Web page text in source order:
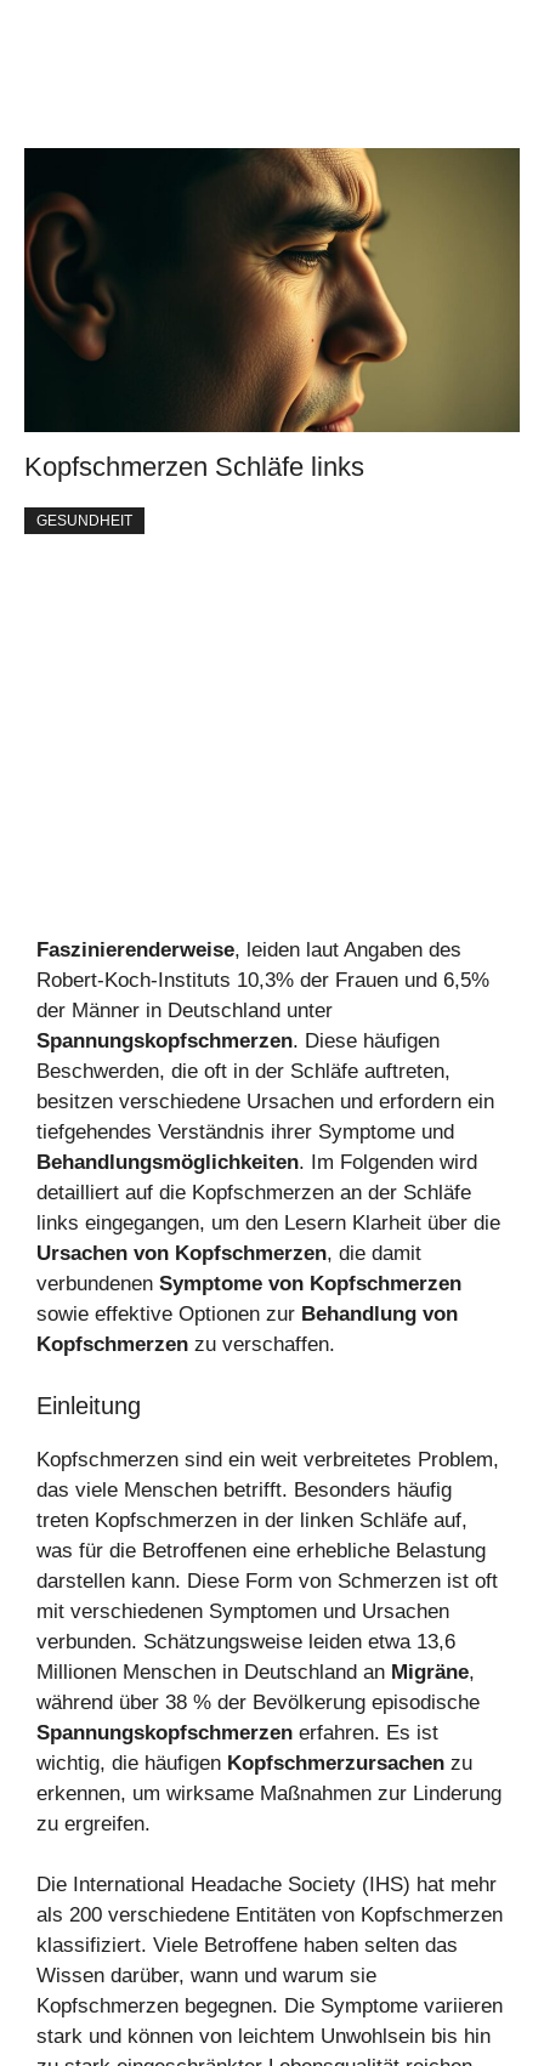
Kopfschmerzen Schläfe links
GESUNDHEIT
Faszinierenderweise, leiden laut Angaben des
Robert-Koch-Instituts 10,3% der Frauen und 6,5%
der Männer in Deutschland unter
Spannungskopfschmerzen. Diese häufigen
Beschwerden, die oft in der Schläfe auftreten,
besitzen verschiedene Ursachen und erfordern ein
tiefgehendes Verständnis ihrer Symptome und
Behandlungsmöglichkeiten. Im Folgenden wird
detailliert auf die Kopfschmerzen an der Schläfe
links eingegangen, um den Lesern Klarheit über die
Ursachen von Kopfschmerzen, die damit
verbundenen Symptome von Kopfschmerzen
sowie effektive Optionen zur Behandlung von
Kopfschmerzen zu verschaffen.
Einleitung
Kopfschmerzen sind ein weit verbreitetes Problem,
das viele Menschen betrifft. Besonders häufig
treten Kopfschmerzen in der linken Schläfe auf,
was für die Betroffenen eine erhebliche Belastung
darstellen kann. Diese Form von Schmerzen ist oft
mit verschiedenen Symptomen und Ursachen
verbunden. Schätzungsweise leiden etwa 13,6
Millionen Menschen in Deutschland an Migräne,
während über 38 % der Bevölkerung episodische
Spannungskopfschmerzen erfahren. Es ist
wichtig, die häufigen Kopfschmerzursachen zu
erkennen, um wirksame Maßnahmen zur Linderung
zu ergreifen.
Die International Headache Society (IHS) hat mehr
als 200 verschiedene Entitäten von Kopfschmerzen
klassifiziert. Viele Betroffene haben selten das
Wissen darüber, wann und warum sie
Kopfschmerzen begegnen. Die Symptome variieren
stark und können von leichtem Unwohlsein bis hin